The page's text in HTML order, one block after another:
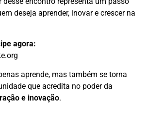
deseja aprender, inovar e crescer na
agora:
aprende, mas também se torna
que acredita no poder da
e inovação.